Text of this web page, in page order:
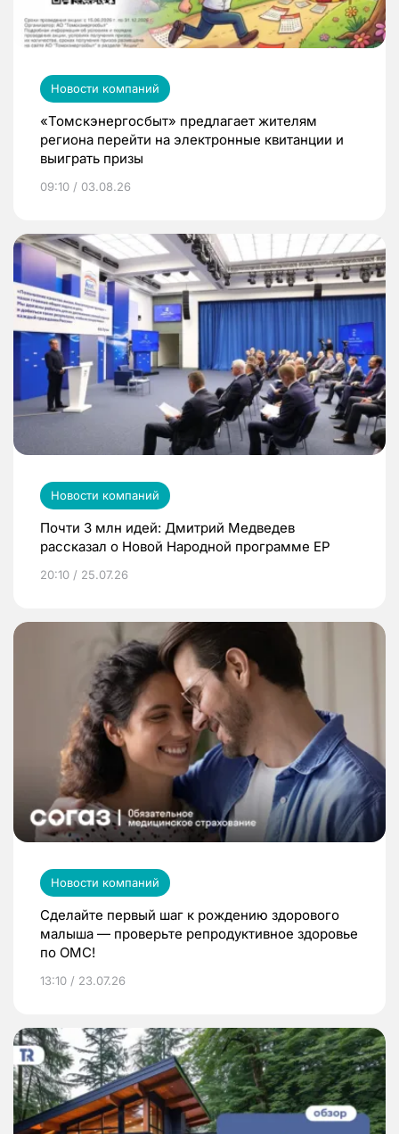
Новости компаний
«Томскэнергосбыт» предлагает жителям
региона перейти на электронные квитанции и
выиграть призы
09:10 / 03.08.26
Новости компаний
Почти 3 млн идей: Дмитрий Медведев
рассказал о Новой Народной программе ЕР
20:10 / 25.07.26
Новости компаний
Сделайте первый шаг к рождению здорового
малыша — проверьте репродуктивное здоровье
по ОМС!
13:10 / 23.07.26